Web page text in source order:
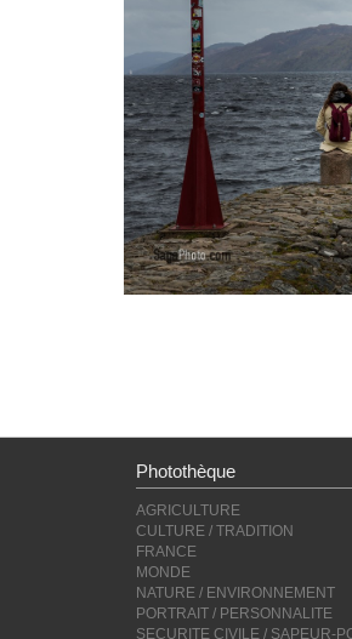
Photothèque
AGRICULTURE
CULTURE / TRADITION
FRANCE
MONDE
NATURE / ENVIRONNEMENT
PORTRAIT / PERSONNALITE
SECURITE CIVILE / SAPEUR-